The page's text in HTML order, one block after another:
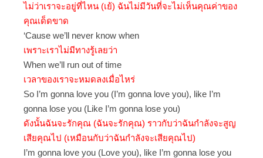
ไม่ว่าเราจะอยู่ที่ไหน (เย้) ฉันไม่มีวันที่จะไม่เห็นคุณค่าของ
คุณเด็ดขาด
‘Cause we’ll never know when
เพราะเราไม่มีทางรู้เลยว่า
When we’ll run out of time
เวลาของเราจะหมดลงเมื่อไหร่
So I’m gonna love you (I’m gonna love you), like I’m
gonna lose you (Like I’m gonna lose you)
ดังนั้นฉันจะรักคุณ (ฉันจะรักคุณ) ราวกับว่าฉันกำลังจะสูญ
เสียคุณไป (เหมือนกับว่าฉันกำลังจะเสียคุณไป)
I’m gonna love you (Love you), like I’m gonna lose you